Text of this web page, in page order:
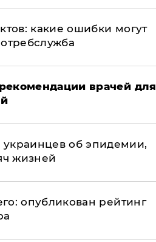
какие ошибки могут
врачей для
об эпидемии,
жизней
опубликован рейтинг